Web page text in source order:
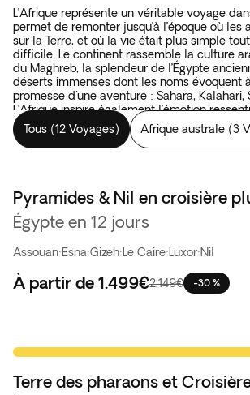
L’Afrique représente un véritable voyage
permet de remonter jusqu’à l’époque où les
sur la Terre, et où la vie était plus simple
difficile. Le continent rassemble la culture
du Maghreb, la splendeur de l’Égypte
déserts immenses dont les noms évoquent
promesse d'une aventure : Sahara, Kalahari,
L’Afrique inspire également l’émotion
« Big five » en liberté : lions, éléphants,
rhinocéros, qui arpentent le territoire près
s’abreuvent au coucher du soleil, que ce
ses visiteurs l’opportunité de se sentir comme
explorateurs en navigant dans les eaux de
Seychelles ou de Zanzibar à la recherche
disparaître pendant quelques jours.
Tous (12 Voyages) Afrique australe (3
Pyramides & Nil en croisière
Égypte en 12 jours
Assouan·Esna·Gizeh· Le Caire· Luxor·Nil
À partir de 1.499€2.149€ -30 %
Super Offre
Terre des pharaons et